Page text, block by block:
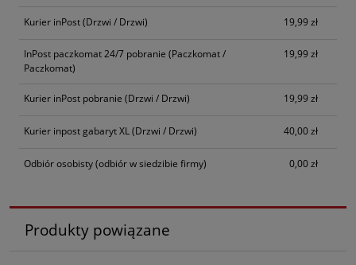
Kurier inPost(Drzwi / Drzwi) 19,99 zł
InPost paczkomat 24/7 pobranie (Paczkomat /
Paczkomat)
19,99 zł
Kurier inPost pobranie (Drzwi / Drzwi) 19,99 zł
Kurier inpost gabaryt XL(Drzwi / Drzwi) 40,00 zł
Odbiór osobisty(odbiór w siedzibie firmy) 0,00 zł
Produkty powiązane